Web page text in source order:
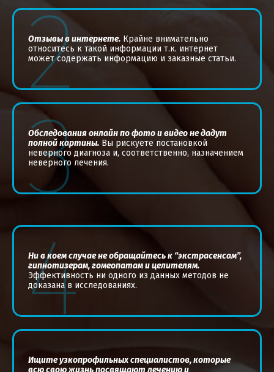
Отзывы в интернете. Крайне внимательно
относитесь к такой информации т.к. интернет
может содержать информацию и заказные статьи.
2
Обследования онлайн по фото и видео не дадут
полной картины. Вы рискуете постановкой
неверного диагноза и, соответственно, назначением
неверного лечения.
3
Ни в коем случае не обращайтесь к “экстрасенсам”,
гипнотизерам, гомеопатам и целителям.
Эффективность ни одного из данных методов не
доказана в исследованиях.
4
Ищите узкопрофильных специалистов, которые
всю свою жизнь посвящают лечению и